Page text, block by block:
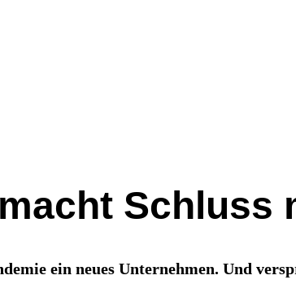
Schluss
ein neues Unternehmen. Und